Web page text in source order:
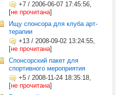
+7 / 2006-06-07 17:45:56,
[не прочитана]
Ищу спонсора для клуба арт-
терапии
+13 / 2008-09-02 13:24:55,
[не прочитана]
Спонсорский пакет для
спортивного мероприятия
+5 / 2008-11-24 18:35:18,
[не прочитана]